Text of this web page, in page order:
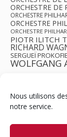
Nous utilisons
notre service.
ORCHESTRE DE
ORCHESTRE
ORCHESTRE
ORCHESTRE
PIOTR ILITCH
RICHARD
SERGUEÏ
WOLFGANG